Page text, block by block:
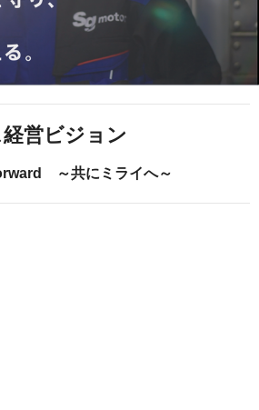
営ビジョン
～共にミライへ～